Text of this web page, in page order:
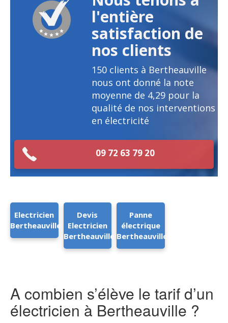
l'entière
satisfaction de
nos clients
150 clients à Bertheauville
nous ont donné la note
moyenne de 4,29 pour la
qualité de nos interventions
en électricité
09 72 63 79 20
Electricien
Bertheauville
Devis
Electricien
Bertheauville
Panne
électrique
Bertheauville
A combien s’élève le tarif d’un
électricien à Bertheauville ?